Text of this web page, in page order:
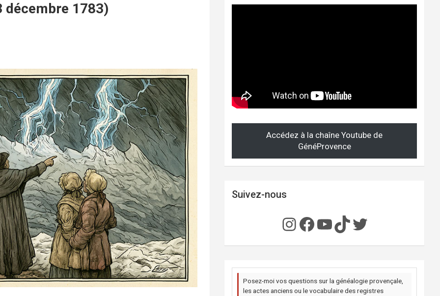
décembre 1783)
Accédez à la chaîne Youtube de
GénéProvence
Suivez-nous
Instagram
Facebook
YouTube
TikTok
Twitter
Posez-moi vos questions sur la généalogie provençale,
les actes anciens ou le vocabulaire des registres